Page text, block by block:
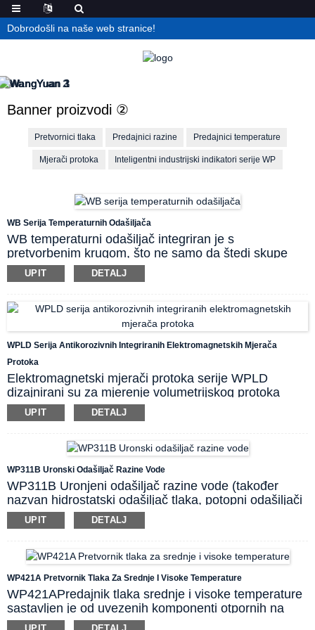
Dobrodošli na naše web stranice!
Banner proizvodi ②
Pretvornici tlaka Predajnici razine Predajnici temperature
Mjerači protoka Inteligentni industrijski indikatori serije WP
WB Serija Temperaturnih Odašiljača
WB temperaturni odašiljač integriran je s
pretvorbenim krugom, što ne samo da štedi skupe
kompenzacijske žice, već i smanjuje gubitak signala i
poboljšava sposobnost sprječavanja smetnji tijekom
Funkcija korekcije linearizacije, termoelementski
odašiljač temperature ima kompenzaciju temperature
UPIT DETALJ
WPLD Serija Antikorozivnih Integriranih Elektromagnetskih Mjerača
Protoka
Elektromagnetski mjerači protoka serije WPLD
dizajnirani su za mjerenje volumetrijskog protoka
gotovo svih električno vodljivih tekućina, kao i
muljeva, pasta i suspenzija u kanalima. Preduvjet je
Naši različiti magnetski odašiljači protoka nude
precizan rad, jednostavan rad
pouzdanost, pružajućirobusna i isplativa rješenja za
sveobuhvatnu kontrolu protoka.
UPIT DETALJ
WP311B Uronski Odašiljač Razine Vode
WP311B Uronjeni odašiljač razine vode (također
nazvan hidrostatski odašiljač tlaka, potopni odašiljači
tlaka) koristi napredne uvezene komponente osjetljive
na koroziju s dijafragmom, a čip senzora smješten je
Funkcija gornjeg čeličnog poklopca je zaštita
izmjerenih tekućina s dijafragmom.
Korišten je poseban ventilirani cijevni kabel koji
omogućuje dobru vezu komore protutlačne
membrane s atmosferom, a na razinu tekućine u
UPIT DETALJ
WP421A Pretvornik Tlaka Za Srednje I Visoke Temperature
WP421APredajnik tlaka srednje i visoke temperature
sastavljen je od uvezenih komponenti otpornih na
visoke temperature, a senzorska sonda može